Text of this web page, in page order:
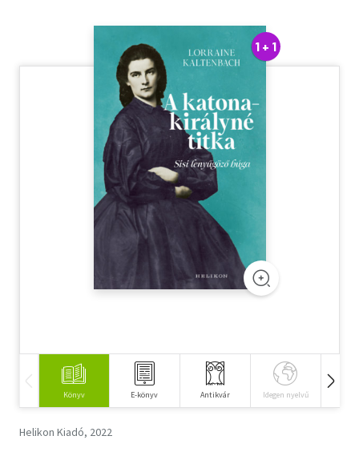
Szótár, nyelvkönyv
Tankönyv, segédkönyv
Természettudomány
Vallás
1 + 1
Könyv E-könyv Antikvár Idegen nyelvű
Helikon Kiadó, 2022